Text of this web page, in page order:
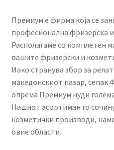
UNDP
ДЕПИЛАЦИЈА
КЕРАТИНСКИ ТРЕМАН BY
КОШНИЧКА
НАШИ БРЕНДОВИ ЗА
Премиум е фирма која се
професионална фризерска
Располагаме со комплетен
вашите фризерски и
Иако странува збор за
македонскиот пазар, сепак
опрема Премиум нуди
Нашиот асортиман го
козметички производи,
овие области.